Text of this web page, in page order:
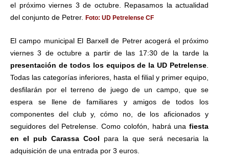
el próximo viernes 3 de octubre. Repasamos la actualidad
del conjunto de Petrer. Foto: UD Petrelense CF
El campo municipal El Barxell de Petrer acogerá el próximo
viernes 3 de octubre a partir de las 17:30 de la tarde la
presentación de todos los equipos de la UD Petrelense
Todas las categorías inferiores, hasta el filial y primer equipo,
desfilarán por el terreno de juego de un campo, que se
espera se llene de familiares y amigos de todos los
componentes del club y, cómo no, de los aficionados y
seguidores del Petrelense. Como colofón, habrá una fiesta
en el pub Carassa Cool para la que será necesaria la
adquisición de una entrada por 3 euros.